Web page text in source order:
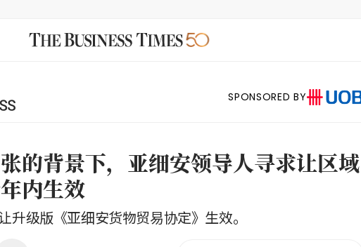
SPONSORED BY
的背景下，亚细安领导人寻求让区域
内生效
升级版《亚细安货物贸易协定》生效。